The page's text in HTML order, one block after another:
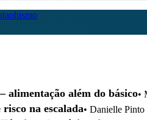
alimentação além do básico•
na escalada• Danielle